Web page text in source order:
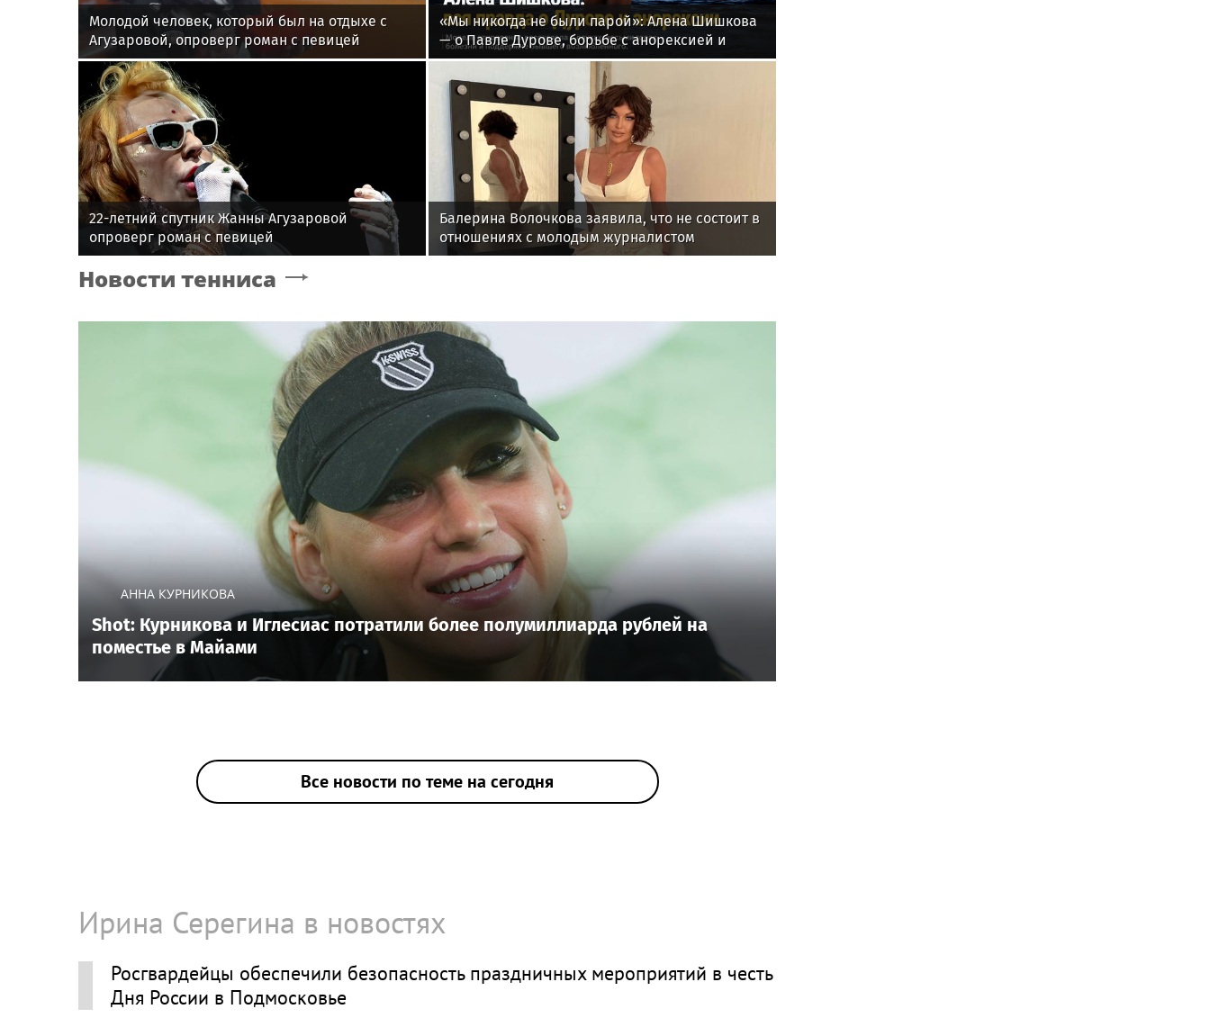
Молодой человек, который был на отдыхе с
Агузаровой, опроверг роман с певицей
«Мы никогда не были парой»: Алена Шишкова
— о Павле Дурове, борьбе с анорексией и
помощи Тимати
22-летний спутник Жанны Агузаровой
опроверг роман с певицей
Балерина Волочкова заявила, что не состоит в
отношениях с молодым журналистом
Новости тенниса
АННА КУРНИКОВА
Shot: Курникова и Иглесиас потратили более полумиллиарда рублей на
поместье в Майами
Все новости по теме на сегодня
Ирина Серегина в новостях
Росгвардейцы обеспечили безопасность праздничных мероприятий в честь
Дня России в Подмосковье